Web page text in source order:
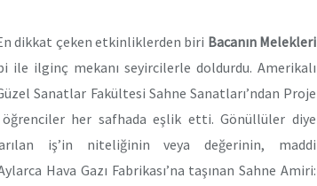
dikkat çeken etkinliklerden biri Bacanın Melekleri
ile ilginç mekanı seyircilerle doldurdu. Amerikalı
Sanatlar Fakültesi Sahne Sanatları’ndan Proje
her safhada eşlik etti. Gönüllüler diye
iş’in niteliğinin veya değerinin, maddi
Hava Gazı Fabrikası’na taşınan Sahne Amiri: